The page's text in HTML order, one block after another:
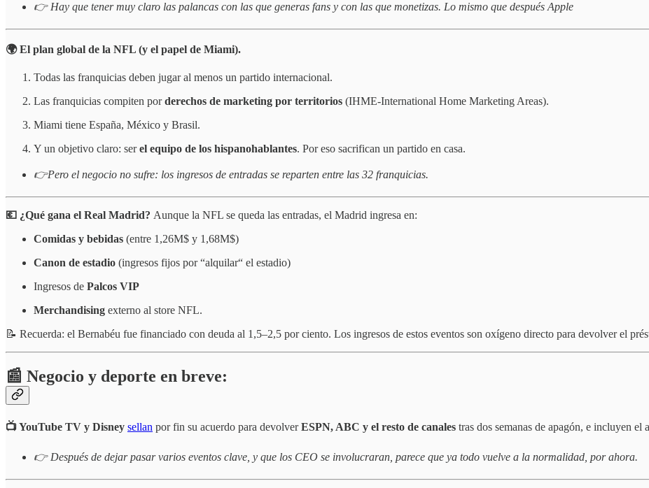
👉 Hay que tener muy claro las palancas con las que generas fans y con las que monetizas. Lo mismo que después Apple
🌍 El plan global de la NFL (y el papel de Miami).
Todas las franquicias deben jugar al menos un partido internacional.
Las franquicias compiten porderechos de marketing por territorios (IHME-International Home Marketing Areas).
Miami tiene España, México y Brasil.
Y un objetivo claro: serel equipo de los hispanohablantes. Por eso sacrifican un partido en casa.
👉Pero el negocio no sufre: los ingresos de entradas se reparten entre las 32 franquicias.
💶 ¿Qué gana el Real Madrid? Aunque la NFL se queda las entradas, el Madrid ingresa en:
Comidas y bebidas (entre 1,26M$ y 1,68M$)
Canon de estadio (ingresos fijos por “alquilar“ el estadio)
Ingresos de Palcos VIP
Merchandising externo al store NFL.
📝 Recuerda: el Bernabéu fue financiado con deuda al 1,5–2,5 por ciento. Los ingresos de estos eventos son oxígeno directo para devolver el
📰 Negocio y deporte en breve:
📺 YouTube TV y Disney sellan por fin su acuerdo para devolverESPN, ABC y el resto de canales tras dos semanas de apagón, e incluyen el
👉 Después de dejar pasar varios eventos clave, y que los CEO se involucraran, parece que ya todo vuelve a la normalidad, por ahora.